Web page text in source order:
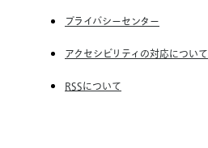
Unique NV
プライバシーセンター
アクセシビリティの対応について
RSSについて